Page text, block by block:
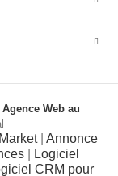
Web au
| Annonce
Logiciel
CRM pour